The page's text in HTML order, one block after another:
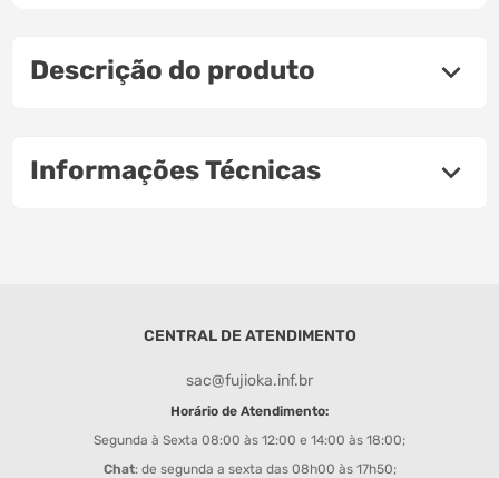
Descrição do produto
Informações Técnicas
CENTRAL DE ATENDIMENTO
sac@fujioka.inf.br
Horário de Atendimento:
Segunda à Sexta 08:00 às 12:00 e 14:00 às 18:00;
Chat: de segunda a sexta das 08h00 às 17h50;